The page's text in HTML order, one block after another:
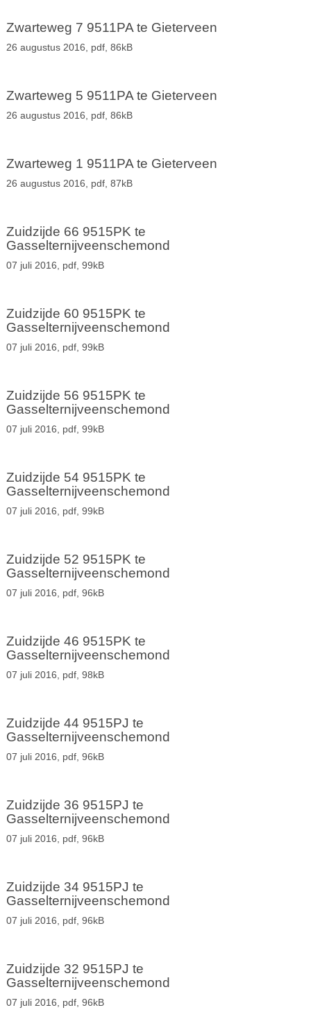
Zwarteweg 7 9511PA te Gieterveen
26 augustus 2016, pdf, 86kB
Zwarteweg 5 9511PA te Gieterveen
26 augustus 2016, pdf, 86kB
Zwarteweg 1 9511PA te Gieterveen
26 augustus 2016, pdf, 87kB
Zuidzijde 66 9515PK te
Gasselternijveenschemond
07 juli 2016, pdf, 99kB
Zuidzijde 60 9515PK te
Gasselternijveenschemond
07 juli 2016, pdf, 99kB
Zuidzijde 56 9515PK te
Gasselternijveenschemond
07 juli 2016, pdf, 99kB
Zuidzijde 54 9515PK te
Gasselternijveenschemond
07 juli 2016, pdf, 99kB
Zuidzijde 52 9515PK te
Gasselternijveenschemond
07 juli 2016, pdf, 96kB
Zuidzijde 46 9515PK te
Gasselternijveenschemond
07 juli 2016, pdf, 98kB
Zuidzijde 44 9515PJ te
Gasselternijveenschemond
07 juli 2016, pdf, 96kB
Zuidzijde 36 9515PJ te
Gasselternijveenschemond
07 juli 2016, pdf, 96kB
Zuidzijde 34 9515PJ te
Gasselternijveenschemond
07 juli 2016, pdf, 96kB
Zuidzijde 32 9515PJ te
Gasselternijveenschemond
07 juli 2016, pdf, 96kB